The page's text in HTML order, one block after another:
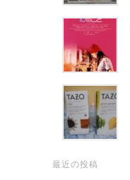
最近の投稿